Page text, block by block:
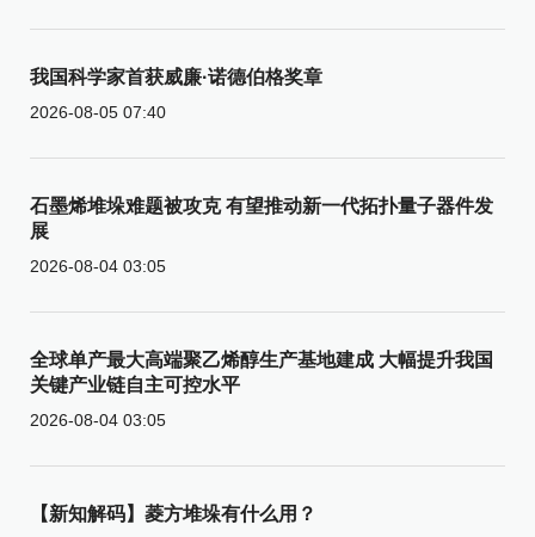
我国科学家首获威廉·诺德伯格奖章
2026-08-05 07:40
石墨烯堆垛难题被攻克 有望推动新一代拓扑量子器件发
展
2026-08-04 03:05
全球单产最大高端聚乙烯醇生产基地建成 大幅提升我国
关键产业链自主可控水平
2026-08-04 03:05
【新知解码】菱方堆垛有什么用？